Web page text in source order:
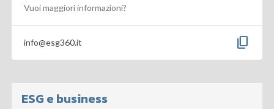
Vuoi maggiori informazioni?
info@esg360.it content_copy
ESG e business